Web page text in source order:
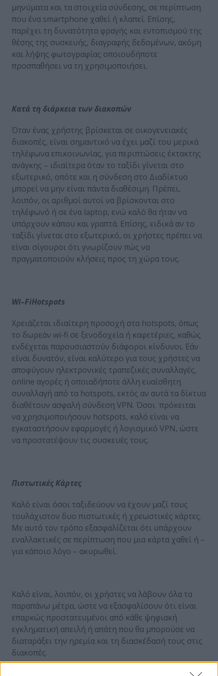
μηνύματα και τα στοιχεία σύνδεσης, σε περίπτωση
που ένα smartphone χαθεί ή κλαπεί. Επίσης,
παρέχει τη δυνατότητα φραγής και εντοπισμού της
θέσης της συσκευής, διαγραφής δεδομένων, ακόμη
και λήψης φωτογραφίας οποιουδήποτε
προσπαθήσει να τη χρησιμοποιήσει.
Κατά τη διάρκεια των διακοπών
Όταν ένας χρήστης βρίσκεται σε οικογενειακές
διακοπές, είναι σημαντικό να έχει μαζί του μερικά
τηλέφωνα επικοινωνίας, για περιπτώσεις έκτακτης
ανάγκης – ιδιαίτερα όταν το ταξίδι γίνεται στο
εξωτερικό, οπότε και η σύνδεση στο Διαδίκτυο
μπορεί να μην είναι πάντα διαθέσιμη. Πρέπει,
λοιπόν, οι αριθμοί αυτοί να βρίσκονται στο
τηλέφωνό ή σε ένα laptop, ενώ καλό θα ήταν να
υπάρχουν κάπου και γραπτά. Επίσης, ειδικά αν το
ταξίδι γίνεται στο εξωτερικό, οι χρήστες πρέπει να
είναι σίγουροι ότι γνωρίζουν πώς να
πραγματοποιούν κλήσεις προς τη χώρα τους.
Wi–FiHotspots
Χρειάζεται ιδιαίτερη προσοχή στα hotspots, όπως
το δωρεάν wi-fi σε ξενοδοχεία ή καφετέριες, καθώς
ενδέχεται παρουσιαστούν διάφοροι κίνδυνοι. Εάν
είναι δυνατόν, είναι καλύτερο για τους χρήστες να
αποφύγουν ηλεκτρονικές τραπεζικές συναλλαγές,
online αγορές ή οποιαδήποτε άλλη ευαίσθητη
συναλλαγή από τα hotspots, εκτός αν αυτά τα δίκτυα
διαθέτουν ασφαλή σύνδεση VPN. Όσοι πρόκειται
να χρησιμοποιήσουν hotspots, καλό είναι να
εγκαταστήσουν εφαρμογές ή λογισμικό VPN, ώστε
να προστατέψουν τις συσκευές τους.
Πιστωτικές Κάρτες
Καλό είναι όσοι ταξιδεύουν να έχουν μαζί τους
τουλάχιστον δυο πιστωτικές ή χρεωστικές κάρτες.
Με αυτό τον τρόπο εξασφαλίζεται ότι υπάρχουν
εναλλακτικές σε περίπτωση που μια κάρτα χαθεί ή –
για κάποιο λόγο – ακυρωθεί.
Καλό είναι, λοιπόν, οι χρήστες να λάβουν όλα τα
παραπάνω μέτρα, ώστε να εξασφαλίσουν ότι είναι
επαρκώς προστατευμένοι από κάθε ψηφιακή
εγκληματική απειλή ή απάτη που θα μπορούσε να
διαταράξει την ηρεμία και τη διασκέδασή τους στις
διακοπές.